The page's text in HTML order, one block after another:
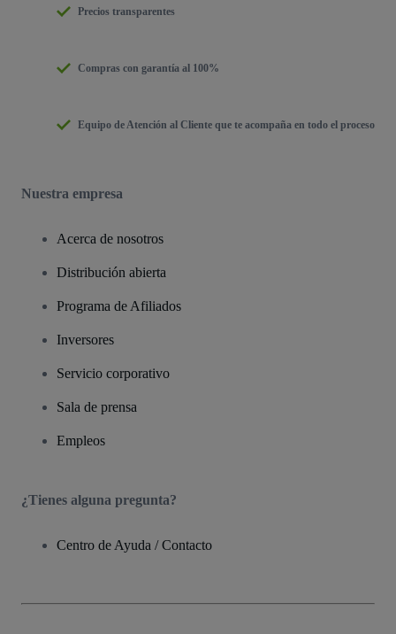
Precios transparentes
Compras con garantía al 100%
Equipo de Atención al Cliente que te acompaña en todo el proceso
Nuestra empresa
Acerca de nosotros
Distribución abierta
Programa de Afiliados
Inversores
Servicio corporativo
Sala de prensa
Empleos
¿Tienes alguna pregunta?
Centro de Ayuda / Contacto